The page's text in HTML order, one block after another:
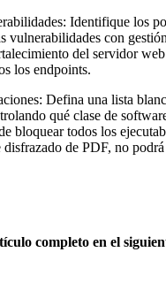
Identifique los
vulnerabilidades con
del servidor
los endpoints.
Defina una lista
qué clase de
bloquear todos los
disfrazado de PDF, no podrá
completo en el